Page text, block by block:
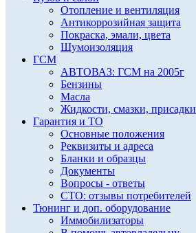
Отопление и вентиляция
Антикоррозийная защита
Покраска, эмали, цвета
Шумоизоляция
ГСМ
АВТОВАЗ: ГСМ на 2005г
Бензины
Масла
Жидкости, смазки, присадки
Гарантия и ТО
Основные положения
Реквизиты и адреса
Бланки и образцы
Документы
Вопросы - ответы
СТО: отзывы потребителей
Тюнинг и доп. оборудование
Иммобилизаторы